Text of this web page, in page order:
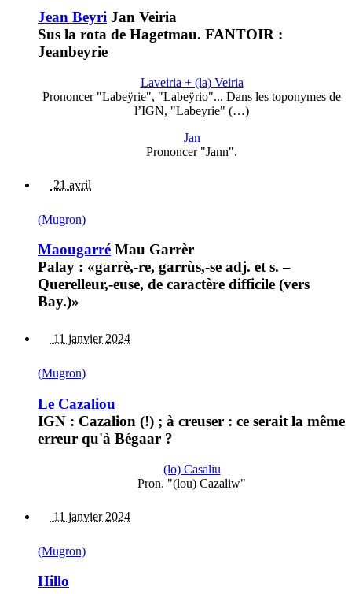
Jean Beyri Jan Veiria
Sus la rota de Hagetmau. FANTOIR :
Jeanbeyrie
Laveiria + (la) Veiria
Prononcer "Labeÿrie", "Labeÿrio"... Dans les toponymes de
l’IGN, "Labeyrie" (…)
Jan
Prononcer "Jann".
21 avril
(Mugron)
Maougarré Mau Garrèr
Palay : «garrè,-re, garrùs,-se adj. et s. –
Querelleur,-euse, de caractère difficile (vers
Bay.)»
11 janvier 2024
(Mugron)
Le Cazaliou
IGN : Cazalion (!) ; à creuser : ce serait la même
erreur qu'à Bégaar ?
(lo) Casaliu
Pron. "(lou) Cazaliw"
11 janvier 2024
(Mugron)
Hillo